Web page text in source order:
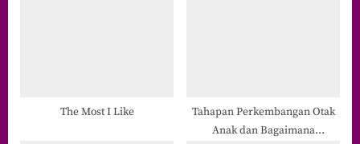
The Most I Like
Tahapan Perkembangan Otak
Anak dan Bagaimana